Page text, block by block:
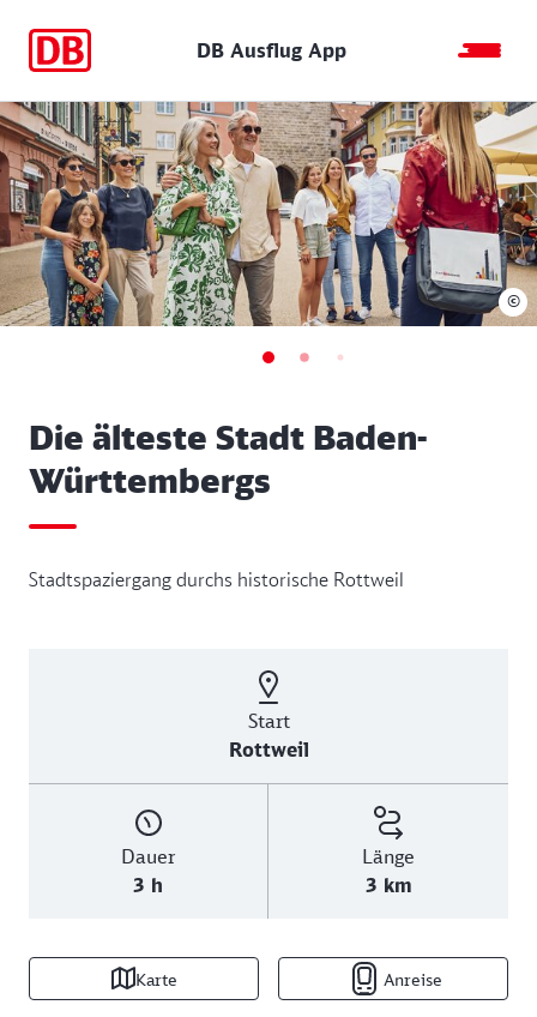
DB Ausflug App
Die älteste Stadt Baden-
Württembergs
Stadtspaziergang durchs historische Rottweil
Start
Rottweil
Dauer
3 h
Länge
3 km
Karte Anreise
©